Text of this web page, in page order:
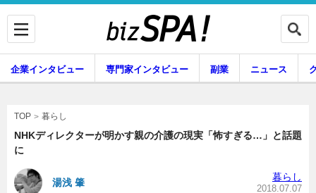
専門家インタビュー
企業インタビュー 専門家インタビュー 副業 ニュース
TOP 暮らし
NHKディレクターが明かす親の介護の現実「怖すぎる…」と話題
に
湯浅 肇 暮らし
2018.07.07